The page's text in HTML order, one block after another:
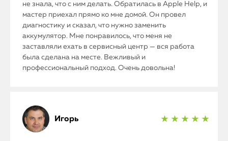
не знала, что с ним делать. Обратилась в Apple Help, и
мастер приехал прямо ко мне домой. Он провел
диагностику и сказал, что нужно заменить
аккумулятор. Мне понравилось, что меня не
заставляли ехать в сервисный центр — вся работа
была сделана на месте. Вежливый и
профессиональный подход. Очень довольна!
Игорь ★ ★ ★ ★ ★